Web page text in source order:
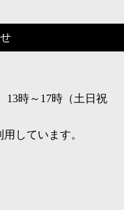
13時～17時（土日祝
しています。